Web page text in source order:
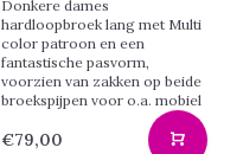
Donkere dames
hardloopbroek lang met Multi
color patroon en een
fantastische pasvorm,
voorzien van zakken op beide
broekspijpen voor o.a. mobiel
€79,00